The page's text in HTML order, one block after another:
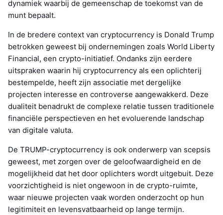
dynamiek waarbij de gemeenschap de toekomst van de
munt bepaalt.
In de bredere context van cryptocurrency is Donald Trump
betrokken geweest bij ondernemingen zoals World Liberty
Financial, een crypto-initiatief. Ondanks zijn eerdere
uitspraken waarin hij cryptocurrency als een oplichterij
bestempelde, heeft zijn associatie met dergelijke
projecten interesse en controverse aangewakkerd. Deze
dualiteit benadrukt de complexe relatie tussen traditionele
financiële perspectieven en het evoluerende landschap
van digitale valuta.
De TRUMP-cryptocurrency is ook onderwerp van scepsis
geweest, met zorgen over de geloofwaardigheid en de
mogelijkheid dat het door oplichters wordt uitgebuit. Deze
voorzichtigheid is niet ongewoon in de crypto-ruimte,
waar nieuwe projecten vaak worden onderzocht op hun
legitimiteit en levensvatbaarheid op lange termijn.